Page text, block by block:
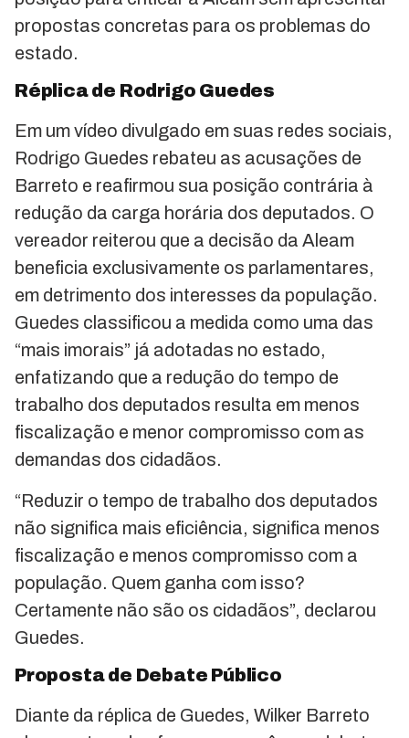
propostas concretas para os problemas do
estado.
Réplica de Rodrigo Guedes
Em um vídeo divulgado em suas redes sociais,
Rodrigo Guedes rebateu as acusações de
Barreto e reafirmou sua posição contrária à
redução da carga horária dos deputados. O
vereador reiterou que a decisão da Aleam
beneficia exclusivamente os parlamentares,
em detrimento dos interesses da população.
Guedes classificou a medida como uma das
“mais imorais” já adotadas no estado,
enfatizando que a redução do tempo de
trabalho dos deputados resulta em menos
fiscalização e menor compromisso com as
demandas dos cidadãos.
“Reduzir o tempo de trabalho dos deputados
não significa mais eficiência, significa menos
fiscalização e menos compromisso com a
população. Quem ganha com isso?
Certamente não são os cidadãos”, declarou
Guedes.
Proposta de Debate Público
Diante da réplica de Guedes, Wilker Barreto